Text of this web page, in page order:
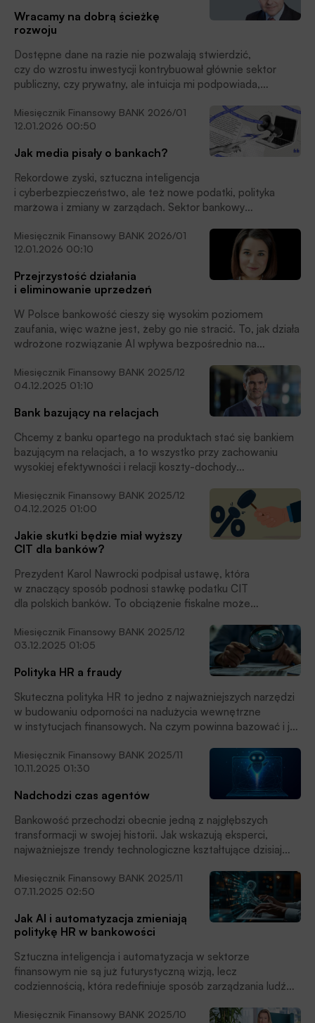
reprezentacyjne.
Wracamy na dobrą ścieżkę
rozwoju
Dostępne dane na razie nie pozwalają stwierdzić,
czy do wzrostu inwestycji kontrybuował głównie sektor
publiczny, czy prywatny, ale intuicja mi podpowiada,
A skoro tak, to można się spodziewać kontynuacji trendu.
Z kolei wzrost eksportu przyspieszył do 6% po kilku
kwartałach stagnacji. To sugeruje, że i w 2026 r. możemy
spodziewać się wyższej dynamiki niż dotychczas – uważa
Witold Orłowski, profesor nauk ekonomicznych, główny
doradca ekonomiczny PwC, nauczyciel akademicki
i publicysta. Rozmawiał z nim Jan Bolanowski.
Miesięcznik Finansowy BANK 2026/01
12.01.2026 00:50
Jak media pisały o bankach?
Rekordowe zyski, sztuczna inteligencja
i cyberbezpieczeństwo, ale też nowe podatki, polityka
marżowa i zmiany w zarządach. Sektor bankowy
i wywoływał gorącą dyskusję w mediach
społecznościowych. Która marka banku wyszła na tym
Miesięcznik Finansowy BANK 2026/01
12.01.2026 00:10
Przejrzystość działania
i eliminowanie uprzedzeń
W Polsce bankowość cieszy się wysokim poziomem
zaufania, więc ważne jest, żeby go nie stracić. To, jak działa
wdrożone rozwiązanie AI wpływa bezpośrednio na
W związku z tym banki w Polsce bardzo zwracają uwagę na
etyczną stronę wdrożeń – podkreśla Anna Krajewska,
zastępca dyrektora Działu Doradztwa Biznesowego Asseco
Poland. Rozmawiał z nią Jan Bolanowski.
Miesięcznik Finansowy BANK 2025/12
04.12.2025 01:10
Bank bazujący na relacjach
Chcemy z banku opartego na produktach stać się bankiem
bazującym na relacjach, a to wszystko przy zachowaniu
wysokiej efektywności i relacji koszty-dochody
mówi António Pinto Júnior, członek zarządu Banku
Millennium. Rozmawiał z nim Jan Bolanowski.
Miesięcznik Finansowy BANK 2025/12
04.12.2025 01:00
Jakie skutki będzie miał wyższy
CIT dla banków?
Prezydent Karol Nawrocki podpisał ustawę, która
w znaczący sposób podnosi stawkę podatku CIT
dla polskich banków. To obciążenie fiskalne może
potrzeb gospodarki i samorządów.
Miesięcznik Finansowy BANK 2025/12
03.12.2025 01:05
Polityka HR a fraudy
Skuteczna polityka HR to jedno z najważniejszych narzędzi
w budowaniu odporności na nadużycia wewnętrzne
w instytucjach finansowych. Na czym powinna bazować i jak
Miesięcznik Finansowy BANK 2025/11
10.11.2025 01:30
Nadchodzi czas agentów
Bankowość przechodzi obecnie jedną z najgłębszych
transformacji w swojej historii. Jak wskazują eksperci,
najważniejsze trendy technologiczne kształtujące dzisiaj
inteligencji, rozwój technologii chmurowych,
hiperautomatyzację oraz blockchain. Te zjawiska nie tylko
zmieniają sposób działania instytucji finansowych, ale
również redefiniują doświadczenia klientów i model relacji
z bankiem.
Miesięcznik Finansowy BANK 2025/11
07.11.2025 02:50
Jak AI i automatyzacja zmieniają
politykę HR w bankowości
Sztuczna inteligencja i automatyzacja w sektorze
finansowym nie są już futurystyczną wizją, lecz
codziennością, która redefiniuje sposób zarządzania ludźmi.
równocześnie sygnalizując znaczną podatność części
Miesięcznik Finansowy BANK 2025/10